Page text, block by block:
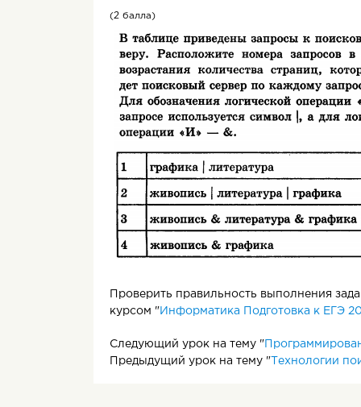
(2 балла)
Проверить правильность выполнения
курсом " Информатика Подготовка к ЕГЭ
Следующий урок на тему "
Предыдущий урок на тему " Технологии